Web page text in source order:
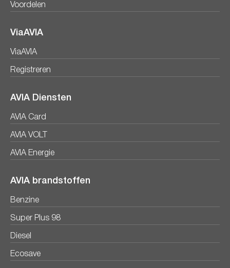
Voordelen
ViaAVIA
ViaAVIA
Registreren
AVIA Diensten
AVIA Card
AVIA VOLT
AVIA Energie
AVIA brandstoffen
Benzine
Super Plus 98
Diesel
Ecosave